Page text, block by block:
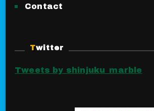
Contact
Twitter
Tweets by shinjuku_marble